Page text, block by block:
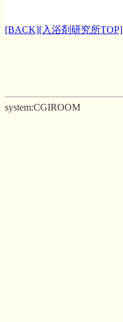
[BACK][入浴剤研究所TOP]
system:CGIROOM